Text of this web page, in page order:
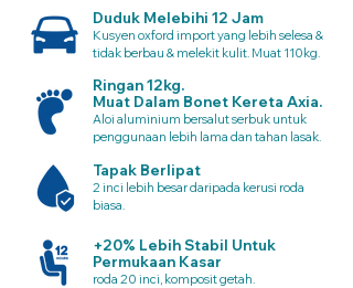
Duduk Melebihi 12 Jam
Kusyen oxford import yang lebih selesa &
tidak berbau & melekit kulit. Muat 110kg.
Ringan 12kg.
Muat Dalam Bonet Kereta Axia.
Aloi aluminium bersalut serbuk untuk
penggunaan lebih lama dan tahan lasak.
Tapak Berlipat
2 inci lebih besar daripada kerusi roda
biasa.
+20% Lebih Stabil Untuk
Permukaan Kasar
roda 20 inci, komposit getah.